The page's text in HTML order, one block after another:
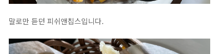
말로만 듣던 피쉬앤칩스입니다.